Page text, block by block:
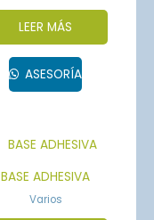
LEER MÁS
ASESORÍA
BASE ADHESIVA
Varios